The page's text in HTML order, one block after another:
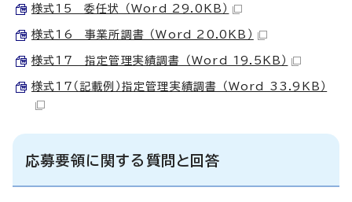
様式15 委任状 （Word 29.0KB）
様式16 事業所調書 （Word 20.0KB）
様式17 指定管理実績調書 （Word 19.5KB）
様式17（記載例）指定管理実績調書 （Word 33.9KB）
応募要領に関する質問と回答